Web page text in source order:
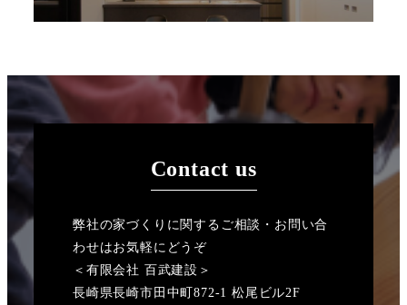
Contact us
弊社の家づくりに関するご相談・お問い合
わせはお気軽にどうぞ
＜有限会社 百武建設＞
長崎県長崎市田中町872-1 松尾ビル2F